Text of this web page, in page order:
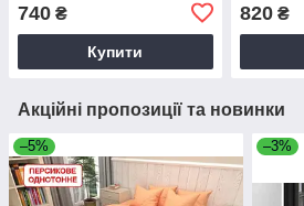
740 ₴
Купити
820₴
Акційні пропозиції та новинки
–5% –3%